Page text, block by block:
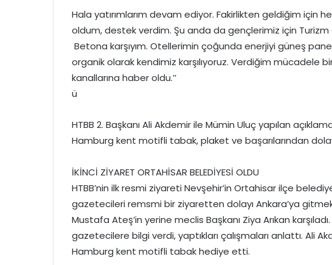
Hala yatırımlarım devam ediyor. Fakirlikten geldiğim için
oldum, destek verdim. Şu anda da gençlerimiz için Turizm
Betona karşıyım. Otellerimin çoğunda enerjiyi güneş
organik olarak kendimiz karşılıyoruz. Verdiğim mücadele
kanallarına haber oldu.’’
ü
HTBB 2. Başkanı Ali Akdemir ile Mümin Uluç yapılan
Hamburg kent motifli tabak, plaket ve başarılarından
İKİNCİ ZİYARET ORTAHİSAR BELEDİYESİ OLDU
HTBB’nin ilk resmi ziyareti Nevşehir’in Ortahisar ilçe
gazetecileri remsmi bir ziyaretten dolayı Ankara’ya
Mustafa Ateş’in yerine meclis Başkanı Ziya Arıkan
gazetecilere bilgi verdi, yaptıkları çalışmaları anlattı. Ali
Hamburg kent motifli tabak hediye etti.